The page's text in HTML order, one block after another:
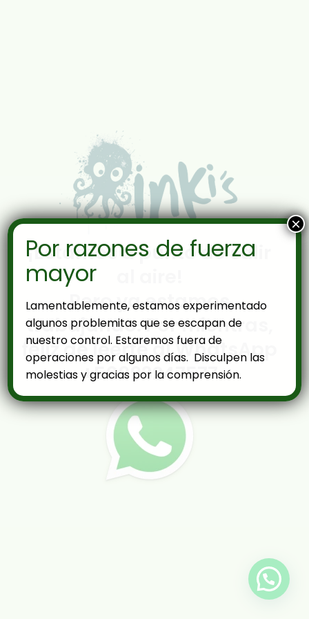
¡Estamos a punto de salir
Pero ya estamos
trabajando. Por mientras,
feliz de leerte al WhatsApp
+56993247577
Por razones de fuerza
mayor
Lamentablemente, estamos experimentado
algunos problemitas que se escapan de
nuestro control. Estaremos fuera de
operaciones por algunos días. Disculpen las
molestias y gracias por la comprensión.
×